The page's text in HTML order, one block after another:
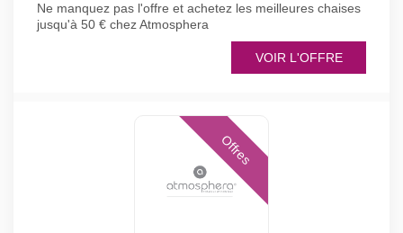
Ne manquez pas l'offre et achetez les meilleures chaises
jusqu'à 50 € chez Atmosphera
VOIR L'OFFRE
Offres